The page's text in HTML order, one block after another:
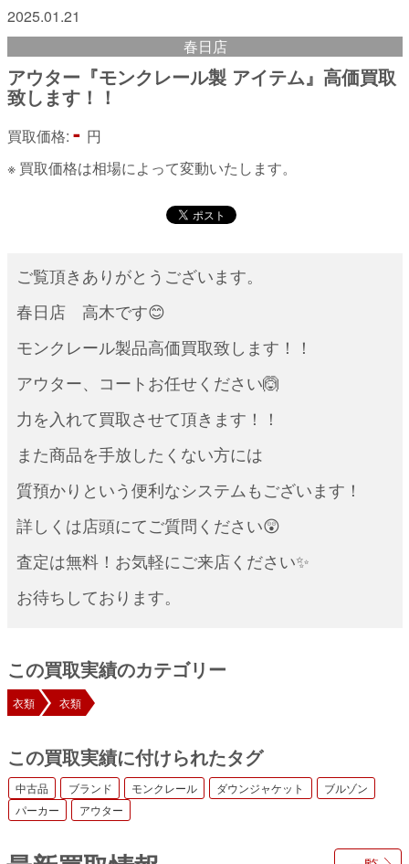
2025.01.21
春日店
アウター『モンクレール製 アイテム』高価買取
致します！！
買取価格: - 円
※ 買取価格は相場によって変動いたします。
ご覧頂きありがとうございます。
春日店 高木です😊
モンクレール製品高価買取致します！！
アウター、コートお任せください🙆
力を入れて買取させて頂きます！！
また商品を手放したくない方には
質預かりという便利なシステムもございます！
詳しくは店頭にてご質問ください😲
査定は無料！お気軽にご来店ください✨
お待ちしております。
この買取実績のカテゴリー
衣類 衣類
この買取実績に付けられたタグ
中古品 ブランド モンクレール ダウンジャケット
ブルゾン
パーカー
アウター